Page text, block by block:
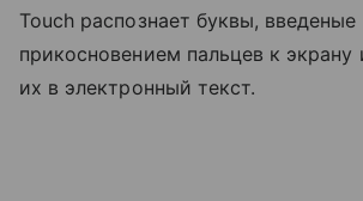
Touch распознает буквы, введеные
прикосновением пальцев к экрану
их в электронный текст.